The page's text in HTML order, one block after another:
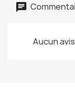
Aucun